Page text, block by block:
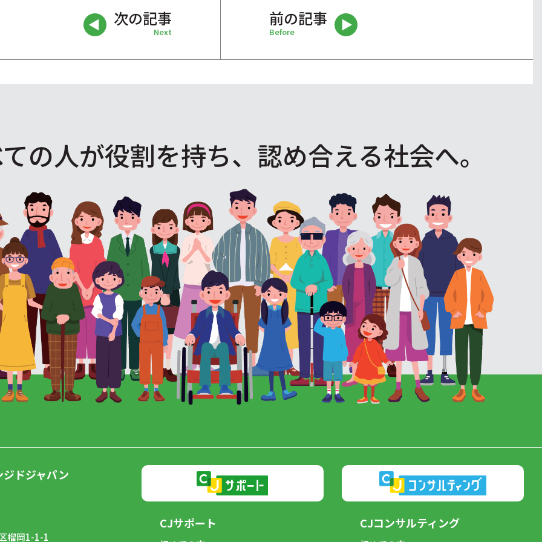
次の記事
Next
前の記事
Before
の人が役割を持ち、認め合える社会へ。
ドジャパン
榴岡1-1-1
CJサポート CJコンサルティング